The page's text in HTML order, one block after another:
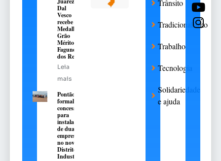
Dal
Vesco
recebe a
Medalha
Grão
Mérito
Fagundes
dos Reis
Leia
mais
Pontão
formaliza
concessões
para
instalação
de duas
empresas
no novo
Distrito
Industrial
Trânsito
Tradicionalismo
Trabalho
Tecnologia
Solidariedade
e ajuda